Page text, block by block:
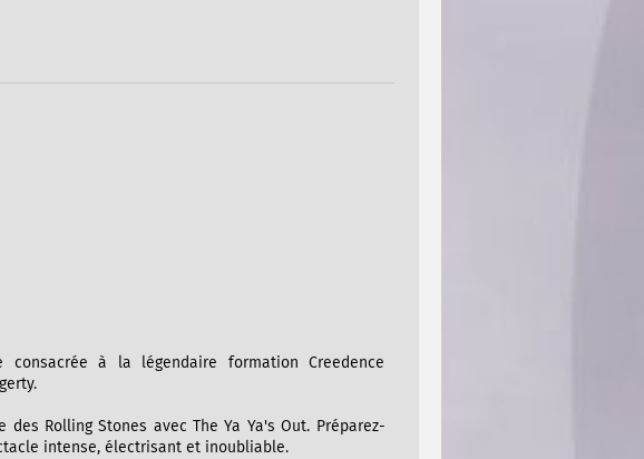
consacrée à la légendaire formation Creedence
Rolling Stones avec The Ya Ya's Out. Préparez-
intense, électrisant et inoubliable.